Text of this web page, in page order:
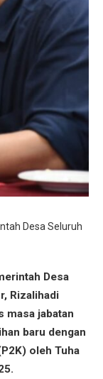
Desa Seluruh
Desa
Rizalihadi
masa jabatan
baru dengan
oleh Tuha